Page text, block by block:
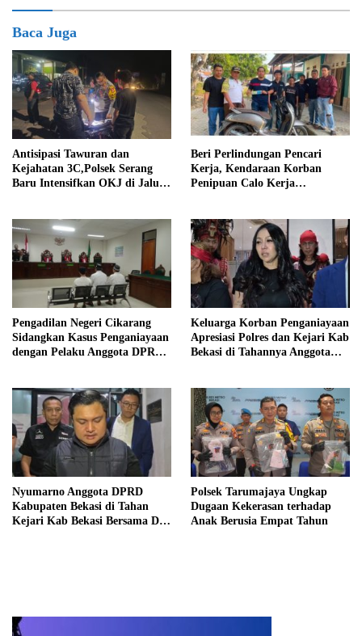
Baca Juga
Antisipasi Tawuran dan
Kejahatan 3C,Polsek Serang
Baru Intensifkan OKJ di Jalur
Beri Perlindungan Pencari
Kerja, Kendaraan Korban
Penipuan Calo Kerja
Pengadilan Negeri Cikarang
Sidangkan Kasus Penganiayaan
dengan Pelaku Anggota DPRD
Keluarga Korban Penganiayaan
Apresiasi Polres dan Kejari Kab
Bekasi di Tahannya Anggota
Nyumarno Anggota DPRD
Kabupaten Bekasi di Tahan
Kejari Kab Bekasi Bersama Dua
Polsek Tarumajaya Ungkap
Dugaan Kekerasan terhadap
Anak Berusia Empat Tahun